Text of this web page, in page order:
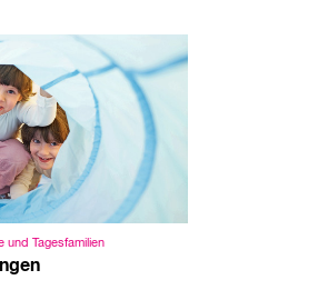
und Tagesfamilien